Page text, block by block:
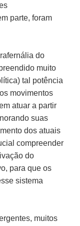
parte, foram
do
muito
tal potência
movimentos
atuar a partir
suas
dos atuais
compreender
do
para que os
sistema
muitos